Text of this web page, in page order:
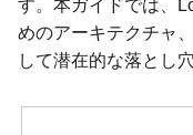
す。本ガイドでは、
めのアーキテクチャ
して潜在的な落とし